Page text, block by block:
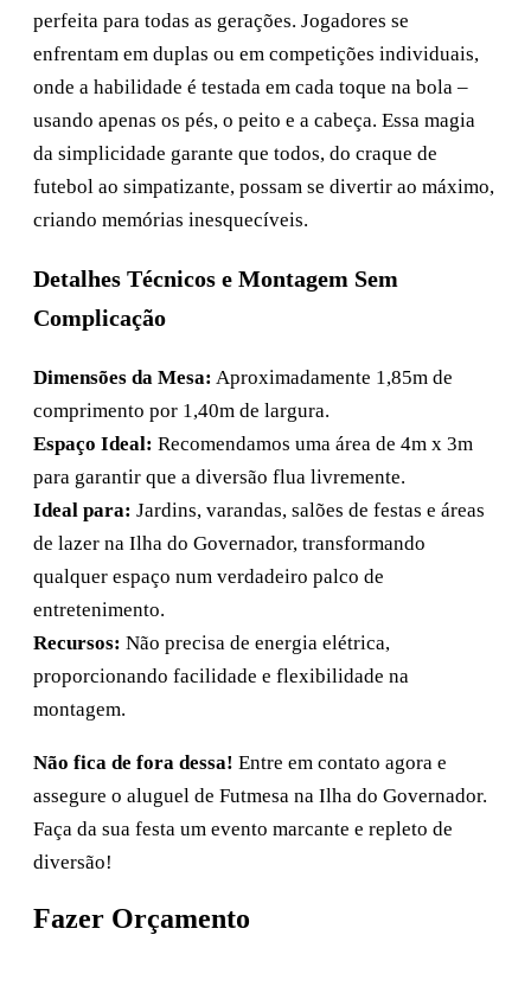
perfeita para todas as gerações. Jogadores se
enfrentam em duplas ou em competições individuais,
onde a habilidade é testada em cada toque na bola –
usando apenas os pés, o peito e a cabeça. Essa magia
da simplicidade garante que todos, do craque de
futebol ao simpatizante, possam se divertir ao máximo,
criando memórias inesquecíveis.
Detalhes Técnicos e Montagem Sem
Complicação
Dimensões da Mesa: Aproximadamente 1,85m de
comprimento por 1,40m de largura.
Espaço Ideal: Recomendamos uma área de 4m x 3m
para garantir que a diversão flua livremente.
Ideal para: Jardins, varandas, salões de festas e áreas
de lazer na Ilha do Governador, transformando
qualquer espaço num verdadeiro palco de
entretenimento.
Recursos: Não precisa de energia elétrica,
proporcionando facilidade e flexibilidade na
montagem.
Não fica de fora dessa! Entre em contato agora e
assegure o aluguel de Futmesa na Ilha do Governador.
Faça da sua festa um evento marcante e repleto de
diversão!
Fazer Orçamento